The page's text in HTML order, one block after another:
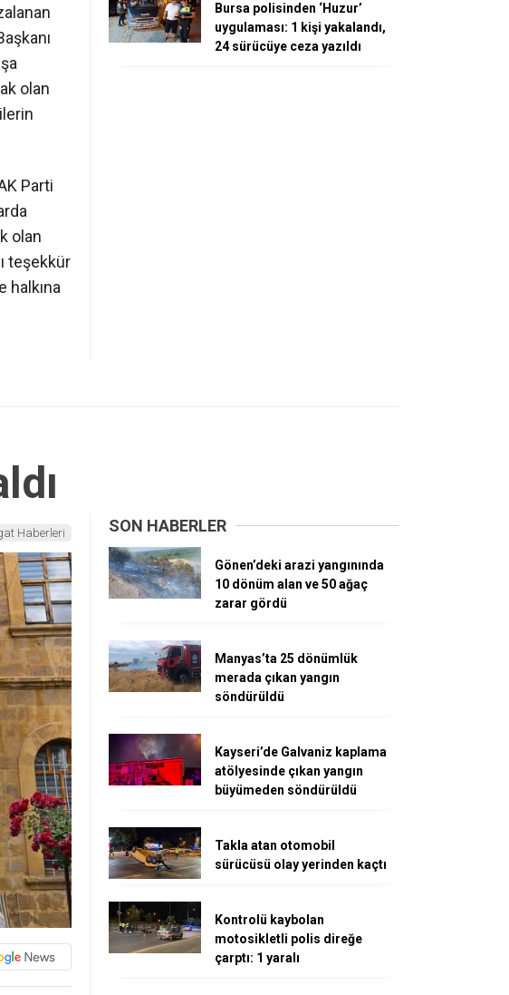
olan
Parti
olan
teşekkür
halkına
Bursa polisinden ‘Huzur’
uygulaması: 1 kişi yakalandı,
24 sürücüye ceza yazıldı
Haberleri SON HABERLER
Gönen’deki arazi yangınında
10 dönüm alan ve 50 ağaç
zarar gördü
Manyas’ta 25 dönümlük
merada çıkan yangın
söndürüldü
Kayseri’de Galvaniz kaplama
atölyesinde çıkan yangın
büyümeden söndürüldü
Takla atan otomobil
sürücüsü olay yerinden kaçtı
Kontrolü kaybolan
motosikletli polis direğe
çarptı: 1 yaralı